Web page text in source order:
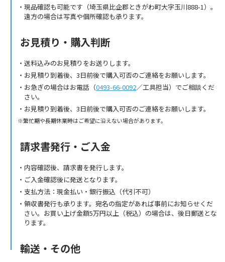
現品確認も可能です（埼玉県比企郡ときがわ町大字玉川888-1）。
遠方の場合は写真や個所確認も承ります。
お見積り・購入判断
送料込みのお見積りをお送りします。
お見積り到着後、3日前後で購入可否のご連絡をお願いします。
お急ぎの場合はお電話（0493-66-0092／工具担当）でご相談くだ
さい。
お見積り到着後、3日前後で購入可否のご連絡をお願いします。
繁忙期や長期休業時はご希望に沿えない場合があります。
請求書発行・ご入金
内容確認後、請求書を発行します。
ご入金確認後に発送となります。
支払方法：現金払い・銀行振込（代引不可）
領収書発行も承ります。宛名の指定があれば事前にお知らせくだ
さい。お買い上げ金額5万円以上（税込）の場合は、後日郵送とな
ります。
輸送・その他